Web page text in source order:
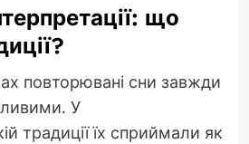
що
повторювані сни завжди
У
традиції їх сприймали як